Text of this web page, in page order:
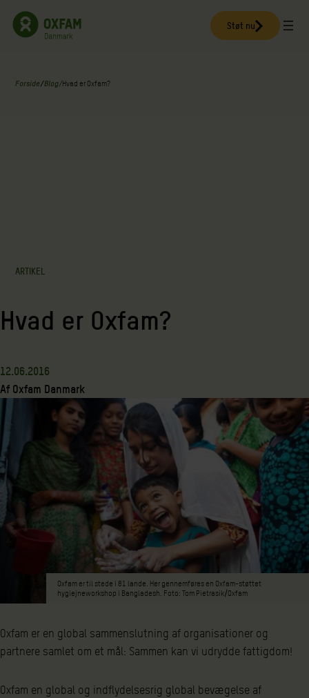
Spring
Støt nu
Forside/Blog/Hvad er Oxfam?
ARTIKEL
Hvad er Oxfam?
12.06.2016
Af Oxfam Danmark
Oxfam er til stede i 81 lande. Her gennemføres en Oxfam-støttet
hygiejneworkshop i Bangladesh. Foto: Tom Pietrasik/Oxfam
Oxfam er en global sammenslutning af organisationer og
partnere samlet om et mål: Sammen kan vi udrydde fattigdom!
Oxfam en global og indflydelsesrig global bevægelse af